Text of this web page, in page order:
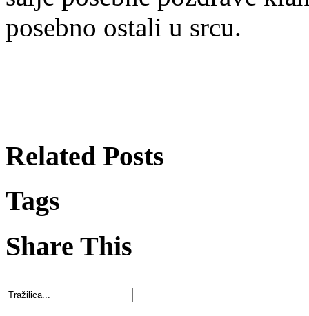
posebno ostali u srcu.
Related Posts
Tags
Share This